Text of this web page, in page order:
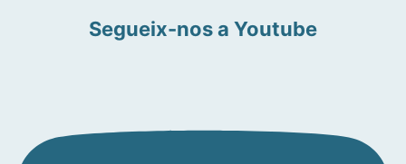
Segueix-nos a Youtube